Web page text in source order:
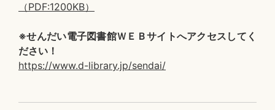
（PDF:1200KB）
※せんだい電子図書館ＷＥＢサイトへアクセスしてく
ださい！
https://www.d-library.jp/sendai/